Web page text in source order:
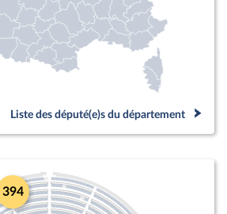
Liste des député(e)s du département
394